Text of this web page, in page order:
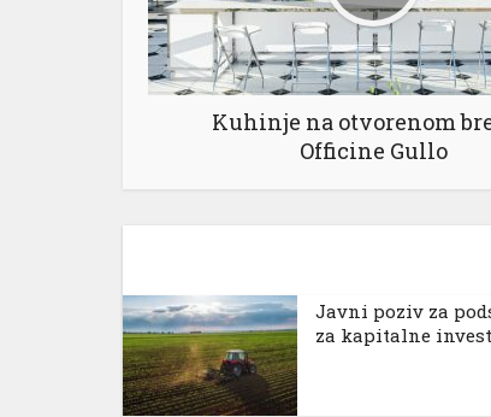
Kuhinje na otvorenom
Officine Gullo
Јavni poziv za
za kapitalne